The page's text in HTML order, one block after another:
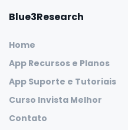
Blue3Research
Home
App Recursos e Planos
App Suporte e Tutoriais
Curso Invista Melhor
Contato